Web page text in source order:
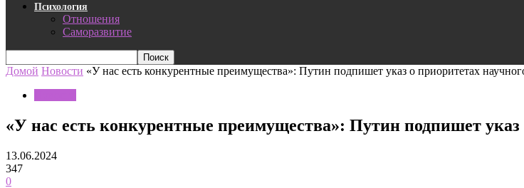
Психология
Отношения
Саморазвитие
Домой Новости «У нас есть конкурентные преимущества»: Путин подпишет указ о приоритетах
«У нас есть конкурентные преимущества»: Путин подпишет указ
13.06.2024
347
0